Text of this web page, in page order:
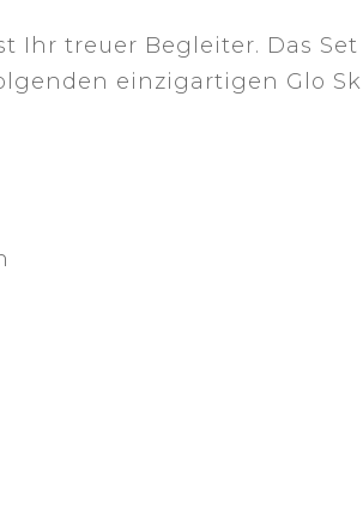
Ihr treuer Begleiter. Das
einzigartigen Glo